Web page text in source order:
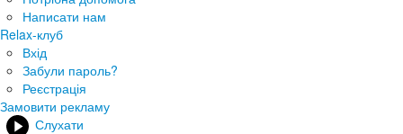
Написати нам
Relax-клуб
Вхід
Забули пароль?
Реєстрація
Замовити рекламу
Слухати